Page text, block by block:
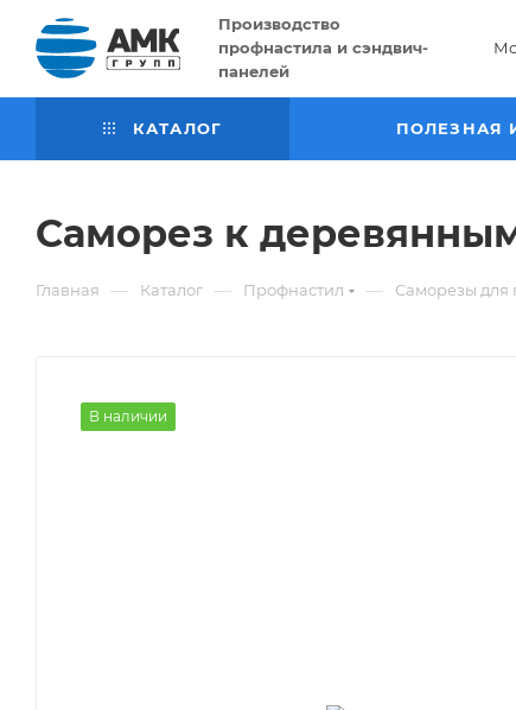
Производство
профнастила и сэндвич-
панелей
КАТАЛОГ ПОЛЕЗНАЯ
Саморез к
Главная — Каталог — Профнастил — Саморезы для
В наличии